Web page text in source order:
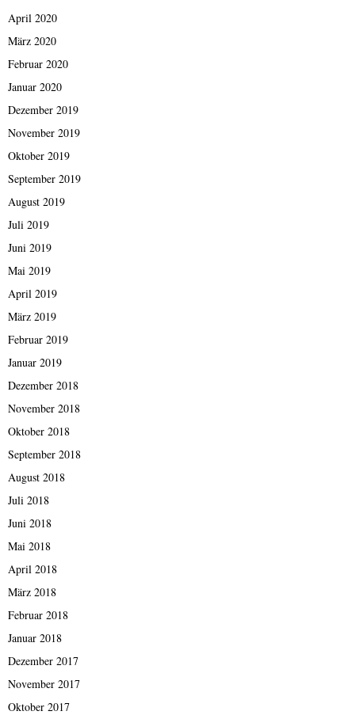
April 2020
März 2020
Februar 2020
Januar 2020
Dezember 2019
November 2019
Oktober 2019
September 2019
August 2019
Juli 2019
Juni 2019
Mai 2019
April 2019
März 2019
Februar 2019
Januar 2019
Dezember 2018
November 2018
Oktober 2018
September 2018
August 2018
Juli 2018
Juni 2018
Mai 2018
April 2018
März 2018
Februar 2018
Januar 2018
Dezember 2017
November 2017
Oktober 2017